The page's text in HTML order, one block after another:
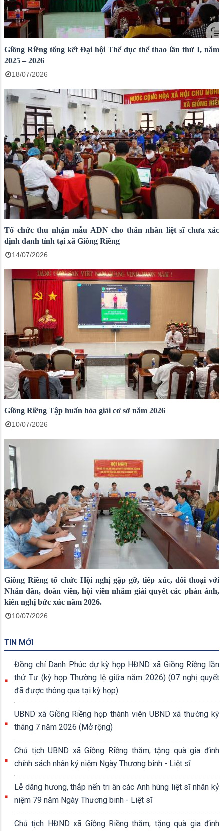
Giồng Riềng tổng kết Đại hội Thể dục thể thao lần thứ I, năm
2025 – 2026
18/07/2026
Tổ chức thu nhận mẫu ADN cho thân nhân liệt sĩ chưa xác
định danh tính tại xã Giồng Riềng
14/07/2026
Giồng Riềng Tập huấn hòa giải cơ sở năm 2026
10/07/2026
Giồng Riềng tổ chức Hội nghị gặp gỡ, tiếp xúc, đối thoại với
Nhân dân, đoàn viên, hội viên nhằm giải quyết các phản ánh,
kiến nghị bức xúc năm 2026.
10/07/2026
TIN MỚI
Đồng chí Danh Phúc dự kỳ họp HĐND xã Giồng Riềng lần
thứ Tư (kỳ họp Thường lệ giữa năm 2026) (07 nghị quyết
đã được thông qua tại kỳ họp)
UBND xã Giồng Riềng họp thành viên UBND xã thường kỳ
tháng 7 năm 2026 (Mở rộng)
Chủ tịch UBND xã Giồng Riềng thăm, tặng quà gia đình
chính sách nhân kỷ niệm Ngày Thương binh - Liệt sĩ
Lễ dâng hương, thắp nến tri ân các Anh hùng liệt sĩ nhân kỷ
niệm 79 năm Ngày Thương binh - Liệt sĩ
Chủ tịch HĐND xã Giồng Riềng thăm, tặng quà gia đình